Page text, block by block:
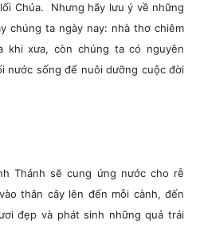
Chúa. Nhưng hãy lưu ý về những
chúng ta ngày nay: nhà thơ chiêm
khi xưa, còn chúng ta có nguyên
nước sống để nuôi dưỡng cuộc đời
Thánh sẽ cung ứng nước cho rễ
thân cây lên đến mỗi cành, đến
đẹp và phát sinh những quả trái